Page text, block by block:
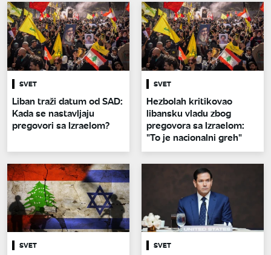
SVET
Liban traži datum od SAD:
Kada se nastavljaju
pregovori sa Izraelom?
SVET
Hezbolah kritikovao
libansku vladu zbog
pregovora sa Izraelom:
"To je nacionalni greh"
SVET SVET